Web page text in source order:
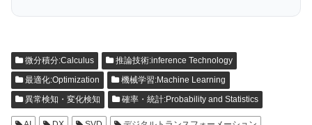
微分積分:Calculus
推論技術:inference Technology
最適化:Optimization
機械学習:Machine Learning
異常検知・変化検知
確率・統計:Probability and Statistics